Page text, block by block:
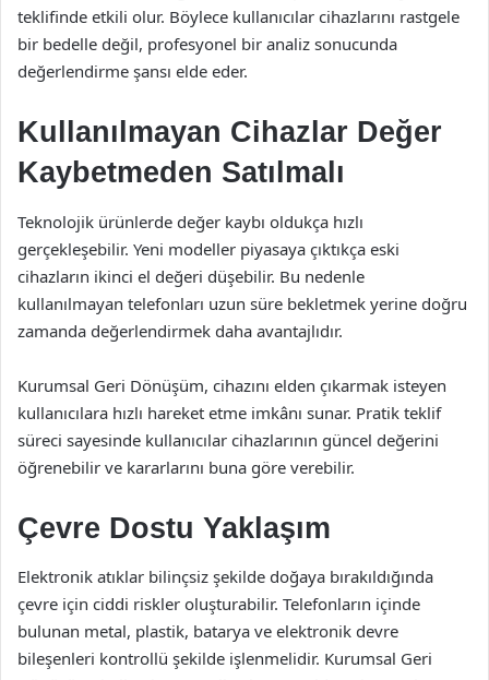
teklifinde etkili olur. Böylece kullanıcılar cihazlarını rastgele
bir bedelle değil, profesyonel bir analiz sonucunda
değerlendirme şansı elde eder.
Kullanılmayan Cihazlar Değer
Kaybetmeden Satılmalı
Teknolojik ürünlerde değer kaybı oldukça hızlı
gerçekleşebilir. Yeni modeller piyasaya çıktıkça eski
cihazların ikinci el değeri düşebilir. Bu nedenle
kullanılmayan telefonları uzun süre bekletmek yerine doğru
zamanda değerlendirmek daha avantajlıdır.
Kurumsal Geri Dönüşüm, cihazını elden çıkarmak isteyen
kullanıcılara hızlı hareket etme imkânı sunar. Pratik teklif
süreci sayesinde kullanıcılar cihazlarının güncel değerini
öğrenebilir ve kararlarını buna göre verebilir.
Çevre Dostu Yaklaşım
Elektronik atıklar bilinçsiz şekilde doğaya bırakıldığında
çevre için ciddi riskler oluşturabilir. Telefonların içinde
bulunan metal, plastik, batarya ve elektronik devre
bileşenleri kontrollü şekilde işlenmelidir. Kurumsal Geri